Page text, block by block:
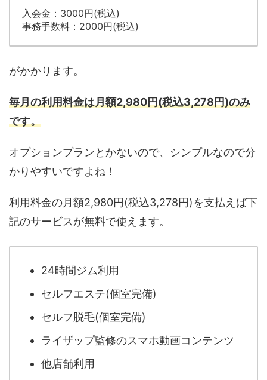
入会金：3000円(税込)
事務手数料：2000円(税込)
がかかります。
毎月の利用料金は月額2,980円(税込3,278円)のみ
です。
オプションプランとかないので、シンプルなので分
かりやすいですよね！
利用料金の月額2,980円(税込3,278円)を支払えば下
記のサービスが無料で使えます。
24時間ジム利用
セルフエステ(個室完備)
セルフ脱毛(個室完備)
ライザップ監修のスマホ動画コンテンツ
他店舗利用